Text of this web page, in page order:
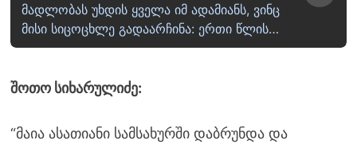
მადლობას უხდის ყველა იმ ადამიანს, ვინც
მისი სიცოცხლე გადაარჩინა: ერთი წლის…
შოთო სიხარულიძე:
“მაია ასათიანი სამსახურში დაბრუნდა და